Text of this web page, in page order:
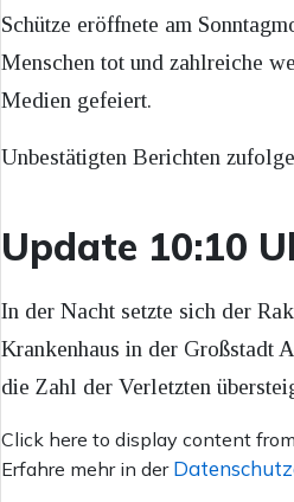
Schütze eröffnete am
Menschen tot und zahlreiche
Medien gefeiert.
Unbestätigten Berichten
Update 10:10
In der Nacht setzte sich der
Krankenhaus in der Großstadt
die Zahl der Verletzten
Inhalt
von
Click here to display content
Erfahre mehr in der